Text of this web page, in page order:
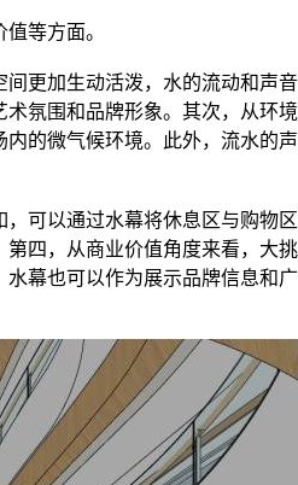
等方面。
更加生动活泼，水的流动和声
氛围和品牌形象。其次，从环
的微气候环境。此外，流水的
可以通过水幕将休息区与购物
四，从商业价值角度来看，大
幕也可以作为展示品牌信息和